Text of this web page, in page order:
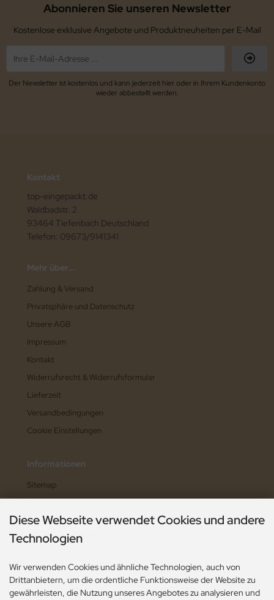
Abonnieren Sie unseren Newsletter
Kostenlose exklusive Angebote und Produktneuheiten per E-Mail
Der Newsletter ist kostenlos und kann jederzeit hier oder in Ihrem Kundenkonto
wieder abbestellt werden.
Kontakt
top-eingepackt.de
Waldbadstr. 2
93464 Tiefenbach Deutschland
Telefon: 09673/9141341
Mehr über...
Zahlung & Versand
Privatsphäre und Datenschutz
Unsere AGB
Impressum
Kontakt
Widerrufsrecht & Widerrufsformular
Lieferzeit
Versandbedingungen
Cookie Einstellungen
Informationen
Sitemap
Widerruf erklären
Zahlungsarten
Diese Webseite verwendet Cookies und andere
Technologien
Wir verwenden Cookies und ähnliche Technologien, auch von
Drittanbietern, um die ordentliche Funktionsweise der Website zu
gewährleisten, die Nutzung unseres Angebotes zu analysieren und